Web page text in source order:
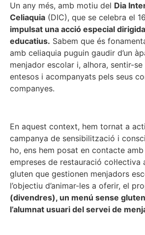
Un any més, amb motiu del Dia
Celiaquia (DIC), que se celebra el
impulsat una acció especial
educatius. Sabem que és
amb celiaquia puguin gaudir d’un
menjador escolar i, alhora, sentir-
entesos i acompanyats pels seus
companyes.
En aquest context, hem tornat a
campanya de sensibilització i
ho, ens hem posat en contacte
empreses de restauració col·lectiva
gluten que gestionen menjadors
l’objectiu d’animar-les a oferir, el
(divendres), un menú sense
l’alumnat usuari del servei de